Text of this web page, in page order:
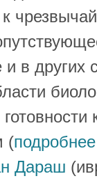
к
в других
(
Дараш